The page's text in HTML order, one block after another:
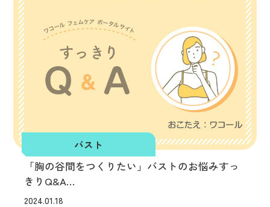
バスト
「胸の谷間をつくりたい」バストのお悩みすっ
きりQ&A
ワコール ビューティーアドバイザーがおすすめ
2024.01.18